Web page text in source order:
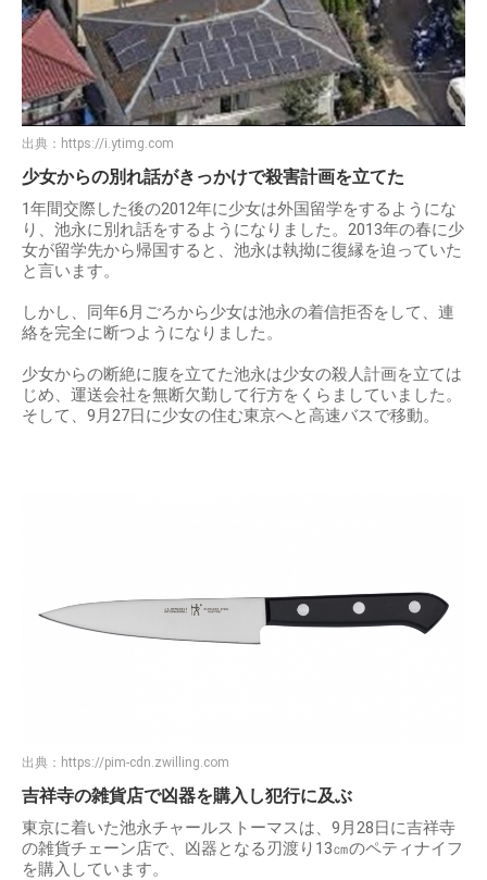
出典： https://i.ytimg.com
少女からの別れ話がきっかけで殺害計画を立てた
1年間交際した後の2012年に少女は外国留学をするようにな
り、池永に別れ話をするようになりました。2013年の春に少
女が留学先から帰国すると、池永は執拗に復縁を迫っていた
と言います。
しかし、同年6月ごろから少女は池永の着信拒否をして、連
絡を完全に断つようになりました。
少女からの断絶に腹を立てた池永は少女の殺人計画を立ては
じめ、運送会社を無断欠勤して行方をくらましていました。
そして、9月27日に少女の住む東京へと高速バスで移動。
出典： https://pim-cdn.zwilling.com
吉祥寺の雑貨店で凶器を購入し犯行に及ぶ
東京に着いた池永チャールストーマスは、9月28日に吉祥寺
の雑貨チェーン店で、凶器となる刃渡り13㎝のペティナイフ
を購入しています。